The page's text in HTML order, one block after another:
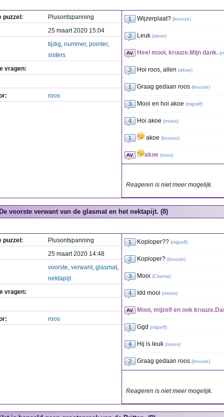
puzzel:
Plusontspanning
25 maart 2020 15:04
tijdig, nummer, pointer,
sisters
vragen:
roos
Wijzerplaat? (kruuze)
Leuk (akoe)
Heel mooi, kruuze.Mijn dank. (
Hoi roos, allen (akoe)
Graag gedaan roos (kruuze)
Mooi en hoi akoe (mijzelf)
Hoi akoe (moes)
akoe (kruuze)
akoe (roos)
Reageren is niet meer mogelijk.
voorste verwant van de glasmat en het nektapijt. (8)
puzzel:
Plusontspanning
25 maart 2020 14:48
voorste, verwant, glasmat,
nektapijt
vragen:
roos
Koploper?? (mijzelf)
Koploper? (kruuze)
Mooi (Cirama)
Idd mooi (moes)
Mooi, mijzelf en ook
Ggd (mijzelf)
Hij is leuk (moes)
Graag gedaan roos (kruuze)
Reageren is niet meer mogelijk.